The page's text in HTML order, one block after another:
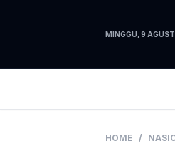
MINGGU, 9
HOME /